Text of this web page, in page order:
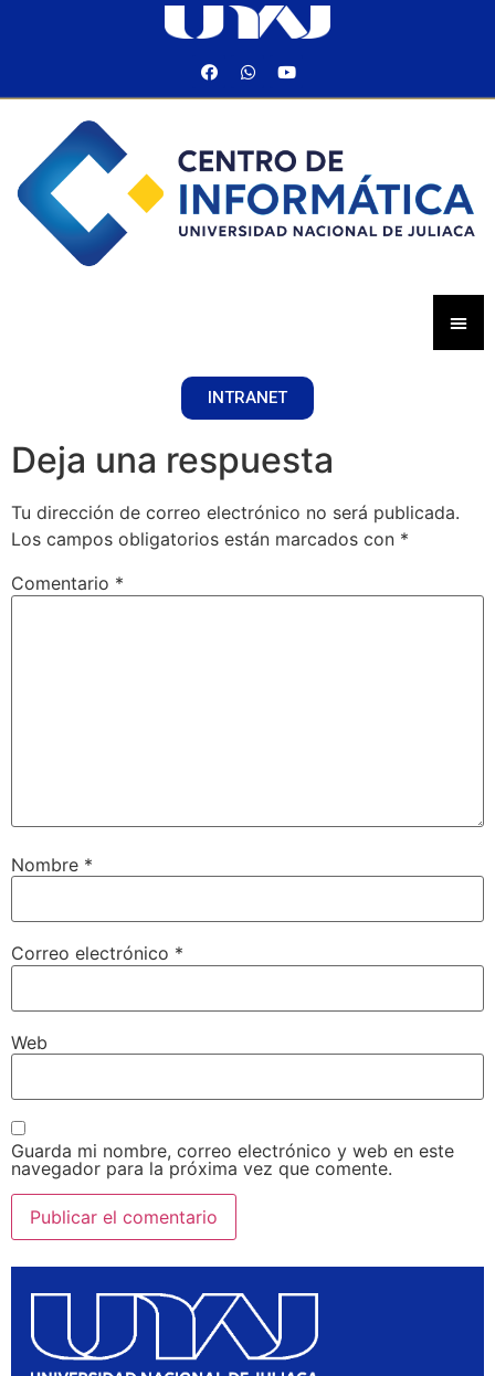
INTRANET
Deja una respuesta
Tu dirección de correo electrónico no será publicada.
Los campos obligatorios están marcados con *
Comentario *
Nombre *
Correo electrónico *
Web
Guarda mi nombre, correo electrónico y web en este
navegador para la próxima vez que comente.